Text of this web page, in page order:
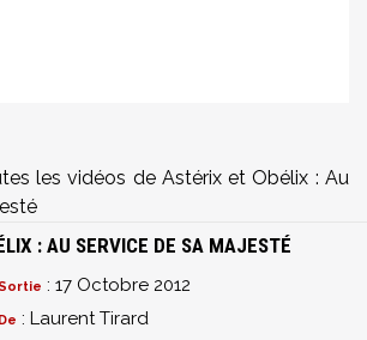
les vidéos de Astérix et Obélix : Au
: AU SERVICE DE SA MAJESTÉ
Sortie : 17 Octobre 2012
De : Laurent Tirard